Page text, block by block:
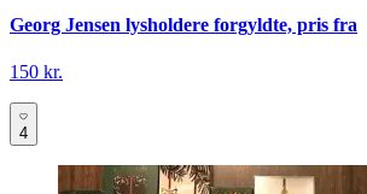
Georg Jensen lysholdere forgyldte, pris fra
150 kr.
4